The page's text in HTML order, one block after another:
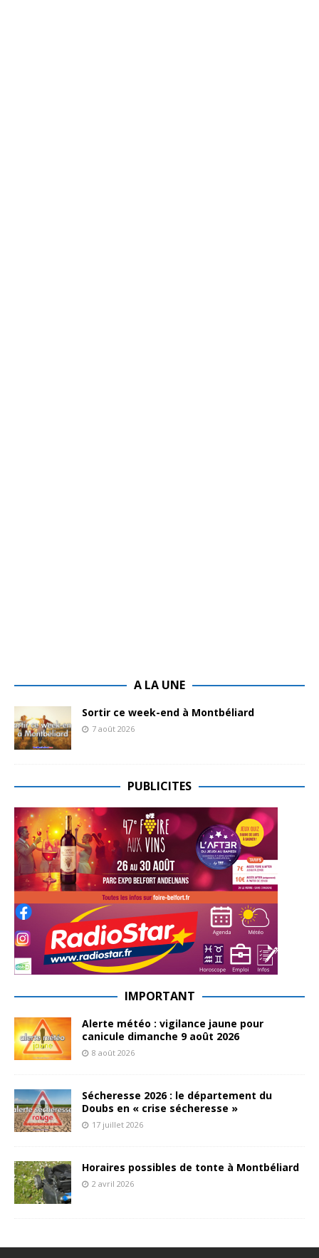
A LA UNE
Sortir ce week-end à Montbéliard
7 août 2026
PUBLICITES
IMPORTANT
Alerte météo : vigilance jaune pour
canicule dimanche 9 août 2026
8 août 2026
Sécheresse 2026 : le département du
Doubs en « crise sécheresse »
17 juillet 2026
Horaires possibles de tonte à Montbéliard
2 avril 2026